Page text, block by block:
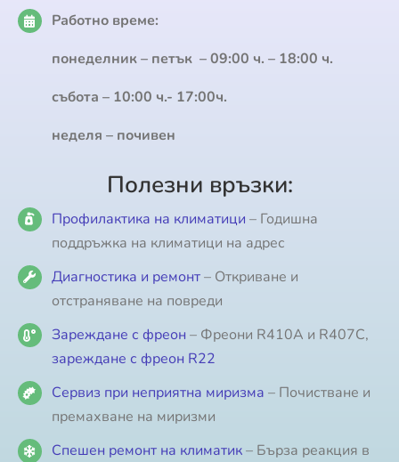
Работно време:
понеделник – петък – 09:00 ч. – 18:00 ч.
събота – 10:00 ч.- 17:00ч.
неделя – почивен
Полезни връзки:
Профилактика на климатици – Годишна
поддръжка на климатици на адрес
Диагностика и ремонт– Откриване и
отстраняване на повреди
Зареждане с фреон – Фреони R410A и R407C,
зареждане с фреон R22
Сервиз при неприятна миризма – Почистване и
премахване на миризми
Спешен ремонт на климатик– Бърза реакция в